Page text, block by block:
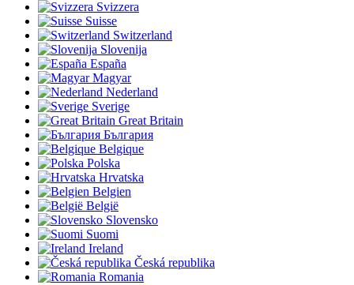
Svizzera
Suisse
Switzerland
Slovenija
España
Magyar
Nederland
Sverige
Great Britain
България
Belgique
Polska
Hrvatska
Belgien
België
Slovensko
Suomi
Ireland
Česká republika
Romania